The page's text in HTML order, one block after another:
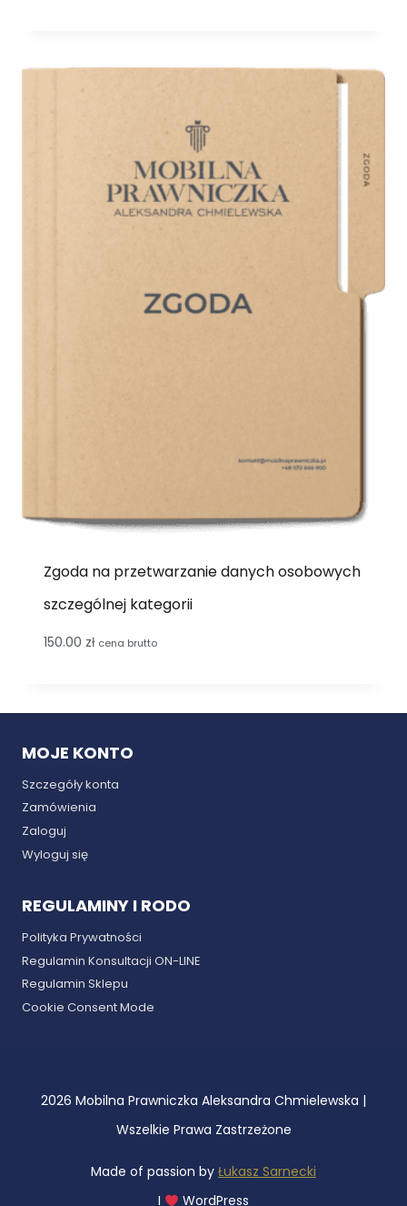
Zgoda na przetwarzanie danych osobowych
szczególnej kategorii
150.00 zł cena brutto
MOJE KONTO
Szczegóły konta
Zamówienia
Zaloguj
Wyloguj się
REGULAMINY I RODO
Polityka Prywatności
Regulamin Konsultacji ON-LINE
Regulamin Sklepu
Cookie Consent Mode
2026 Mobilna Prawniczka Aleksandra Chmielewska |
Wszelkie Prawa Zastrzeżone
Made of passion by Łukasz Sarnecki
I
WordPress